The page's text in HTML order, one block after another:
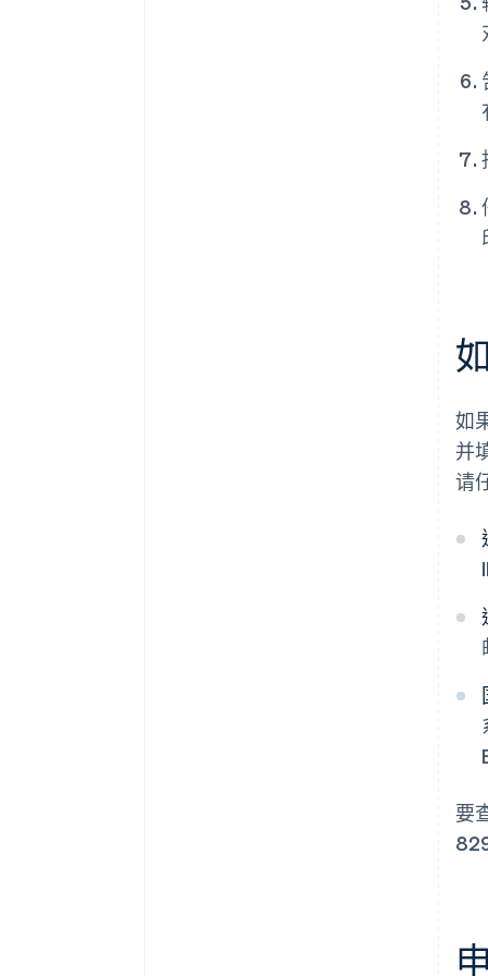
如
并
请
要